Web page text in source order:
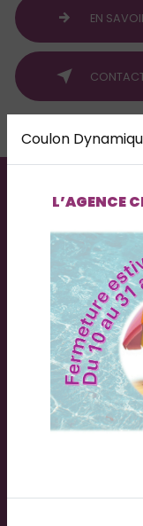
Coulon
L’AGENCE
EN
2 Rue du